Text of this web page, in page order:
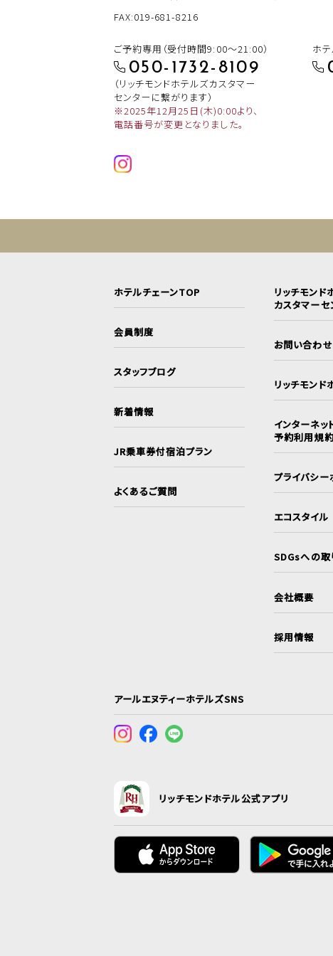
FAX:019-681-8216
ご予約専用（受付時間9:00～21:00）
050-1732-8109
（リッチモンドホテルズカスタマー
センターに繋がります）
※2025年12月25日(木)0:00より、
電話番号が変更となりました。
ホ
ホテルチェーンTOP
会員制度
スタッフブログ
新着情報
JR乗車券付宿泊プラン
よくあるご質問
リッチモンド
カスタマーセ
お問い合わせ
リッチモンド
インターネッ
予約利用規
プライバシー
エコスタイル
SDGsへの取
会社概要
採用情報
アールエヌティーホテルズSNS
リッチモンドホテル公式アプリ